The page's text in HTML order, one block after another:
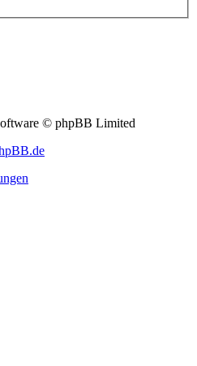
© phpBB Limited